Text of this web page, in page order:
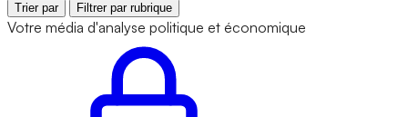
Trier par Filtrer par rubrique
Votre média d'analyse politique et économique